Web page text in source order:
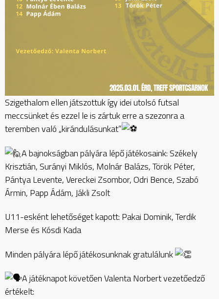
Szigethalom ellen játszottuk így idei utolsó futsal
meccsünket és ezzel le is zártuk erre a szezonra a
teremben való „kirándulásunkat”
A bajnokságban pályára lépő játékosaink: Székely
Krisztián, Surányi Miklós, Molnár Balázs, Török Péter,
Pántya Levente, Vereckei Zsombor, Odri Bence, Szabó
Ármin, Papp Ádám, Jákli Zsolt
U11-esként lehetőséget kapott: Pakai Dominik, Terdik
Merse és Kósdi Kada
Minden pályára lépő játékosunknak gratulálunk
A játéknapot követően Valenta Norbert vezetőedző
értékelt: